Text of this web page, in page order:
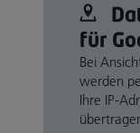
für
Bei
werden
Ihre IP-